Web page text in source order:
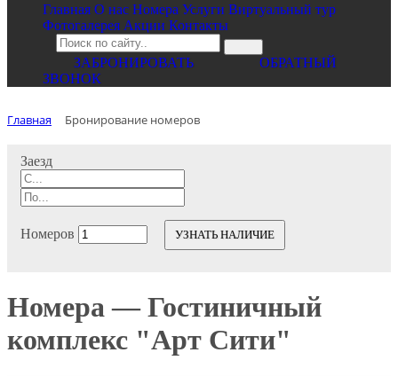
Главная O нас Номера Услуги Виртуальный тур
Фотогалерея Акции Контакты
ЗАБРОНИРОВАТЬ
ОБРАТНЫЙ
ЗВОНОК
Главная Бронирование номеров
Заезд
Номеров УЗНАТЬ НАЛИЧИЕ
Номера — Гостиничный
комплекс "Арт Сити"